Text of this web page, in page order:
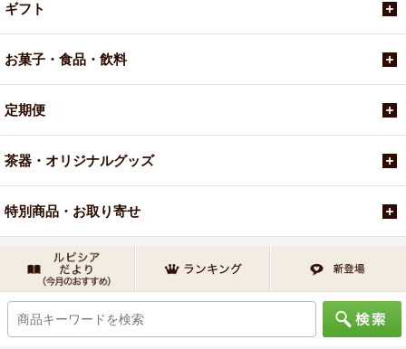
ギフト
お菓子・食品・飲料
定期便
茶器・オリジナルグッズ
特別商品・お取り寄せ